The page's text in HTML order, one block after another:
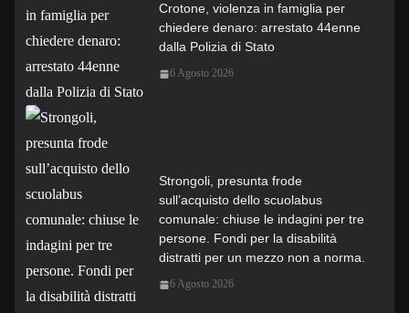
Crotone, violenza in famiglia per
chiedere denaro: arrestato 44enne
dalla Polizia di Stato
6 Agosto 2026
Strongoli, presunta frode
sull’acquisto dello scuolabus
comunale: chiuse le indagini per tre
persone. Fondi per la disabilità
distratti per un mezzo non a norma.
6 Agosto 2026